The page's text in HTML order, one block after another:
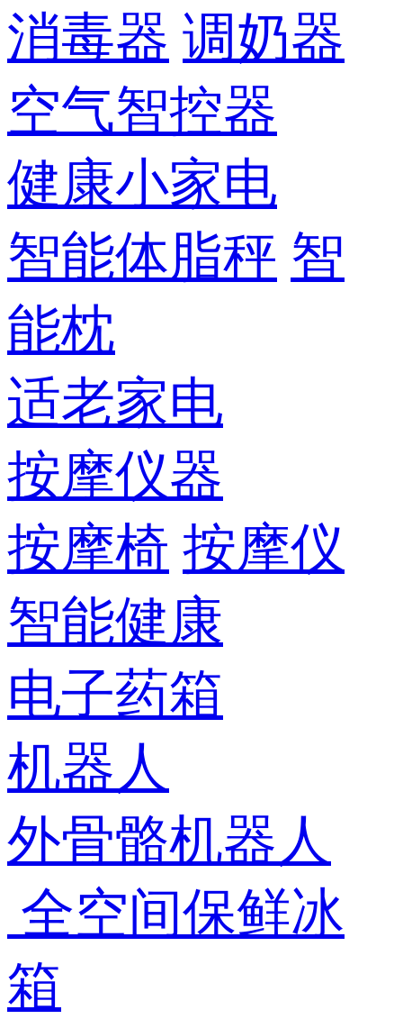
消毒器 调奶器
空气智控器
健康小家电
智能体脂秤 智
能枕
适老家电
按摩仪器
按摩椅 按摩仪
智能健康
电子药箱
机器人
外骨骼机器人
全空间保鲜冰
箱